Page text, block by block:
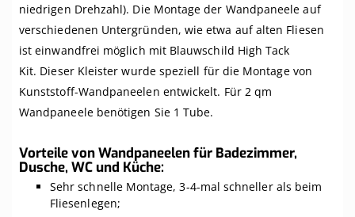
niedrigen Drehzahl). Die Montage der Wandpaneele auf
verschiedenen Untergründen, wie etwa auf alten Fliesen
ist einwandfrei möglich mit Blauwschild High Tack
Kit. Dieser Kleister wurde speziell für die Montage von
Kunststoff-Wandpaneelen entwickelt. Für 2 qm
Wandpaneele benötigen Sie 1 Tube.
Vorteile von Wandpaneelen für Badezimmer,
Dusche, WC und Küche:
Sehr schnelle Montage, 3-4-mal schneller als beim
Fliesenlegen;